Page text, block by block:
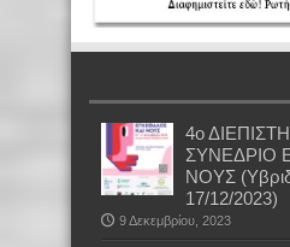
4ο
ΣΥΝΕΔΡΙΟ
ΝΟΥΣ
17/12/2023)
9 Δεκεμβρίου, 2023